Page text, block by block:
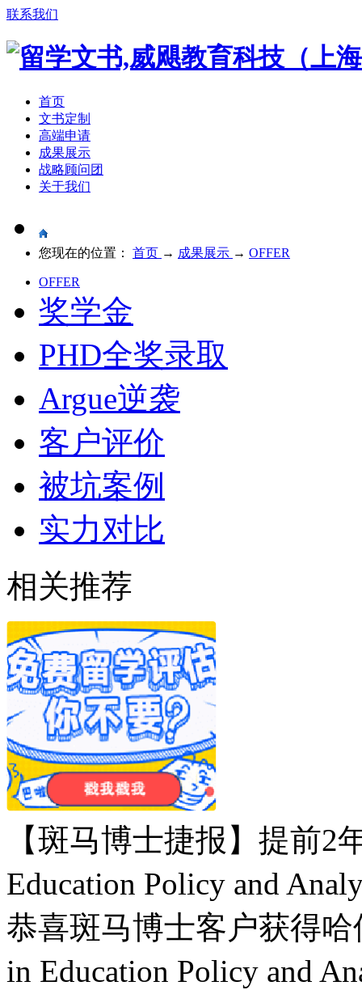
联系我们
首页
文书定制
高端申请
成果展示
战略顾问团
关于我们
您现在的位置： 首页 → 成果展示 → OFFER
OFFER
奖学金
PHD全奖录取
Argue逆袭
客户评价
被坑案例
实力对比
相关推荐
【斑马博士捷报】提前2
Education Policy and
恭喜斑马博士客户获得哈
in Education Policy and